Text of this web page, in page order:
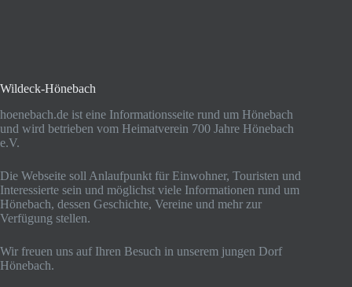
Wildeck-Hönebach
hoenebach.de ist eine Informationsseite rund um Hönebach
und wird betrieben vom Heimatverein 700 Jahre Hönebach
e.V.
Die Webseite soll Anlaufpunkt für Einwohner, Touristen und
Interessierte sein und möglichst viele Informationen rund um
Hönebach, dessen Geschichte, Vereine und mehr zur
Verfügung stellen.
Wir freuen uns auf Ihren Besuch in unserem jungen Dorf
Hönebach.